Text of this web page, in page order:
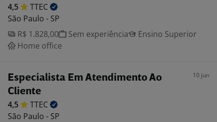
4,5
TTEC
São Paulo - SP
R$ 1.828,00
Sem experiência
Ensino Superior
Home office
Especialista Em Atendimento Ao
Cliente
10 jun
4,5
TTEC
São Paulo - SP